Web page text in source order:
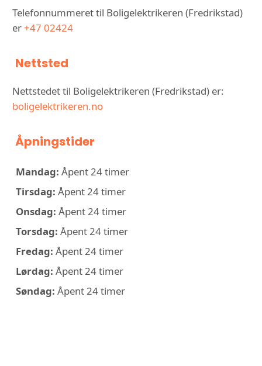
Telefonnummeret til Boligelektrikeren (Fredrikstad)
er+47 02424
Nettsted
Nettstedet til Boligelektrikeren (Fredrikstad) er:
boligelektrikeren.no
Åpningstider
Mandag: Åpent 24 timer
Tirsdag: Åpent 24 timer
Onsdag: Åpent 24 timer
Torsdag: Åpent 24 timer
Fredag: Åpent 24 timer
Lørdag: Åpent 24 timer
Søndag: Åpent 24 timer